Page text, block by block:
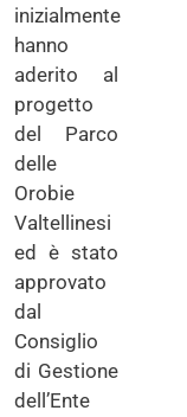
inizialmente
hanno
aderito al
progetto
del Parco
delle
Orobie
Valtellinesi
ed è stato
approvato
dal
Consiglio
di Gestione
dell’Ente